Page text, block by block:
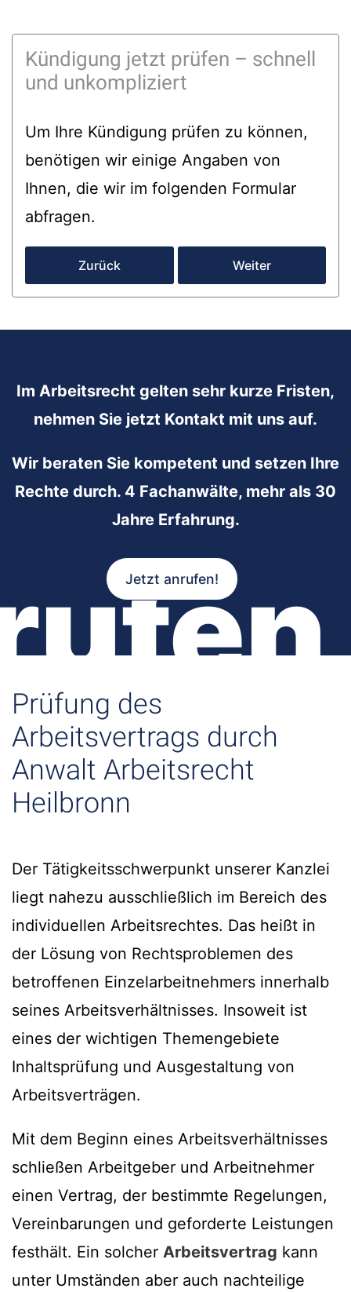
Kündigung jetzt prüfen – schnell
und unkompliziert
Um Ihre Kündigung prüfen zu können,
benötigen wir einige Angaben von
Ihnen, die wir im folgenden Formular
abfragen.
Zurück Weiter
Im Arbeitsrecht gelten sehr kurze Fristen,
nehmen Sie jetzt Kontakt mit uns auf.
Wir beraten Sie kompetent und setzen Ihre
Rechte durch. 4 Fachanwälte, mehr als 30
Jahre Erfahrung.
Jetzt anrufen!
Prüfung des
Arbeitsvertrags durch
Anwalt Arbeitsrecht
Heilbronn
Der Tätigkeitsschwerpunkt unserer Kanzlei
liegt nahezu ausschließlich im Bereich des
individuellen Arbeitsrechtes. Das heißt in
der Lösung von Rechtsproblemen des
betroffenen Einzelarbeitnehmers innerhalb
seines Arbeitsverhältnisses. Insoweit ist
eines der wichtigen Themengebiete
Inhaltsprüfung und Ausgestaltung von
Arbeitsverträgen.
Mit dem Beginn eines Arbeitsverhältnisses
schließen Arbeitgeber und Arbeitnehmer
einen Vertrag, der bestimmte Regelungen,
Vereinbarungen und geforderte Leistungen
festhält. Ein solcher Arbeitsvertrag kann
unter Umständen aber auch nachteilige